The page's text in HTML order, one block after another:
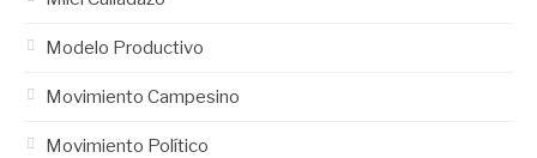
Modelo Productivo
Movimiento Campesino
Movimiento Político